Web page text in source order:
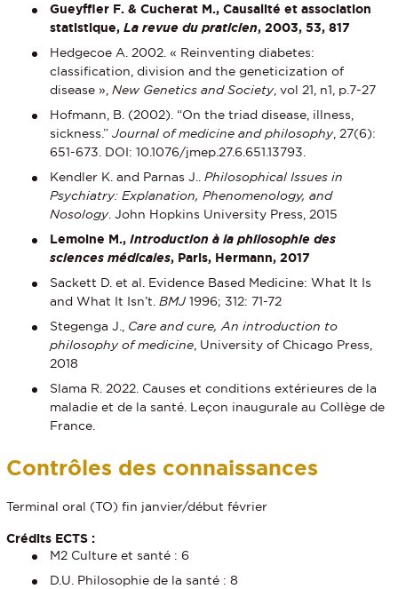
Gueyffier F. & Cucherat M., Causalité et association
statistique, La revue du praticien, 2003, 53, 817
Hedgecoe A. 2002. « Reinventing diabetes:
classification, division and the geneticization of
disease », New Genetics and Society, vol 21, n1, p.7-27
Hofmann, B. (2002). “On the triad disease, illness,
sickness.” Journal of medicine and philosophy, 27(6):
651-673. DOI: 10.1076/jmep.27.6.651.13793.
Kendler K. and Parnas J.. Philosophical Issues in
Psychiatry: Explanation, Phenomenology, and
Nosology. John Hopkins University Press, 2015
Lemoine M., Introduction à la philosophie des
sciences médicales, Paris, Hermann, 2017
Sackett D. et al. Evidence Based Medicine: What It Is
and What It Isn’t. BMJ 1996; 312: 71-72
Stegenga J., Care and cure, An introduction to
philosophy of medicine , University of Chicago Press,
2018
Slama R. 2022. Causes et conditions extérieures de la
maladie et de la santé. Leçon inaugurale au Collège de
France.
Contrôles des connaissances
Terminal oral (TO) fin janvier/début février
Crédits ECTS :
M2 Culture et santé : 6
D.U. Philosophie de la santé : 8